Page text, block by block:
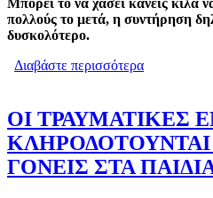
πολλούς το μετά, η συντήρηση
δυσκολότερο.
Διαβάστε περισσότερα
ΟΙ ΤΡΑΥΜΑΤΙΚΕΣ
ΓΟΝΕΙΣ ΣΤΑ